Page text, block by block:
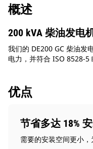
概述
200 kVA 柴油发电
我们的 DE200 GC 柴油发
电力，并符合 ISO 8528-5
优点
节省多达 18%
需要的安装空间更小